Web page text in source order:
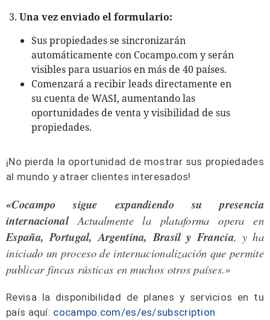
Una vez enviado el formulario:
Sus propiedades se sincronizarán
automáticamente con Cocampo.com y serán
visibles para usuarios en más de 40 países.
Comenzaráa recibir leads directamente en
su cuenta de WASI, aumentando las
oportunidades de venta y visibilidad de sus
propiedades.
¡No pierda la oportunidad de mostrar sus propiedades
al mundo y atraer clientes interesados!
«Cocampo sigue expandiendo su presencia
internacionalActualmente la plataforma opera en
España, Portugal, Argentina, Brasil y Francia, y ha
iniciado un proceso de internacionalización que permite
publicar fincas rústicas en muchos otros países.»
Revisa la disponibilidad de planes y servicios en tu
país aquí: cocampo.com/es/es/subscription